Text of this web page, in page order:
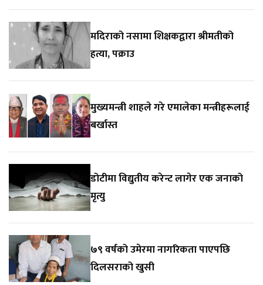
मदिराको नसामा शिक्षकद्वारा श्रीमतीको
हत्या, पक्राउ
मुख्यमन्त्री शाहले गरे एमालेका मन्त्रीहरूलाई
बर्खास्त
डोटीमा विद्युतीय करेन्ट लागेर एक जनाको
मृत्यु
७९ वर्षको उमेरमा नागरिकता पाएपछि
दिलसराको खुसी